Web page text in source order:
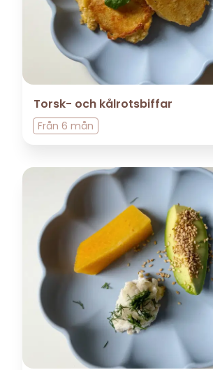
Torsk- och kålrotsbiffar
Från 6 mån